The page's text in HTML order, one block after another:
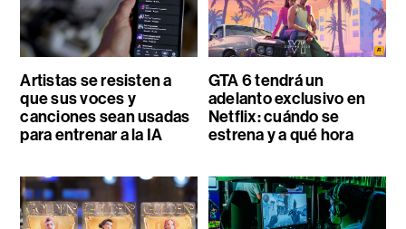
Artistas se resisten a
que sus voces y
canciones sean usadas
para entrenar a la IA
GTA 6 tendrá un
adelanto exclusivo en
Netflix: cuándo se
estrena y a qué hora